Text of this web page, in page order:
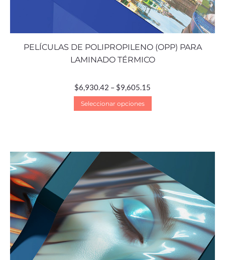
PELÍCULAS DE POLIPROPILENO (OPP) PARA
LAMINADO TÉRMICO
$6,930.42 – $9,605.15
Seleccionar opciones